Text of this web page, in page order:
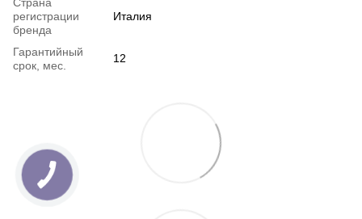
регистрации
бренда
Италия
Гарантийный
срок, мес.
12